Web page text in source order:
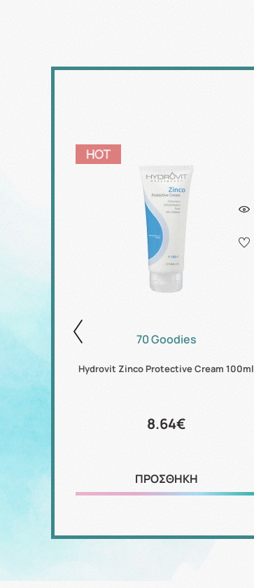
70 Goodies
Hydrovit Zinco Protective Cream 100ml
8.64€
ΠΡΟΣΘΗΚΗ